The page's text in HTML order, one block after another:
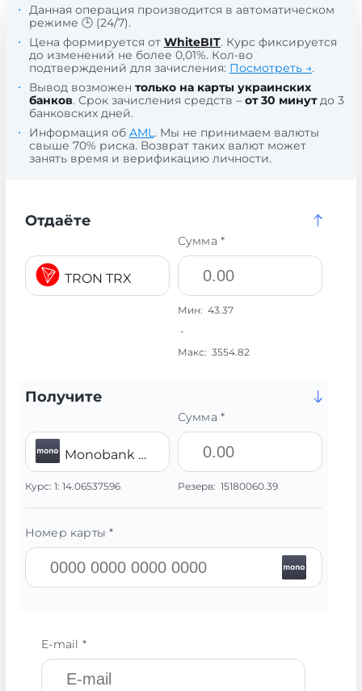
Данная операция производится в автоматическом
режиме 🕒 (24/7).
Цена формируется от WhiteBIT. Курс фиксируется
до изменений не более 0,01%. Кол-во
подтверждений для зачисления: Посмотреть →.
Вывод возможен только на карты украинских
банков. Срок зачисления средств – от 30 минутдо 3
банковских дней.
Информация об AML. Мы не принимаем валюты
свыше 70% риска. Возврат таких валют может
занять время и верификацию личности.
Отдаёте
TRON TRX
Сумма *
Мин: 43.37
-
Макс: 3554.82
Получите
Monobank UAH
Курс: 1: 14.06537596
Сумма *
Резерв: 15180060.39
Номер карты *
E-mail *